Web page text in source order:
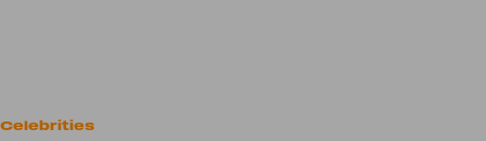
Celebrities